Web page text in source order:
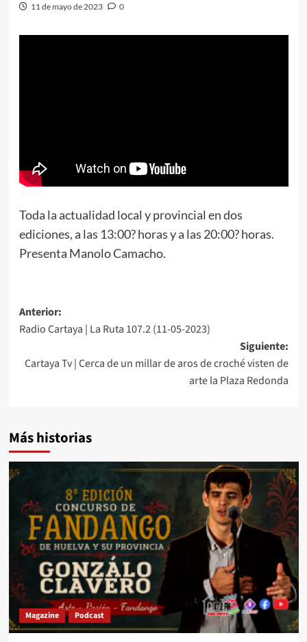
11 de mayo de 2023 0
Toda la actualidad local y provincial en dos
ediciones, a las 13:00? horas y a las 20:00? horas.
Presenta Manolo Camacho.
Anterior:
Radio Cartaya | La Ruta 107.2 (11-05-2023)
Siguiente:
Cartaya Tv | Cerca de un millar de aros de croché visten de
arte la Plaza Redonda
Más historias
Magazine Podcast